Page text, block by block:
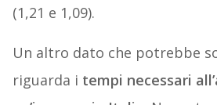
(1,21 e 1,09).
Un altro dato che potrebbe
riguarda i tempi necessari